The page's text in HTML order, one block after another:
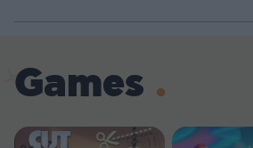
Games